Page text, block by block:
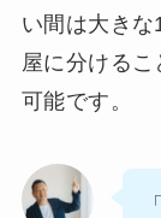
い間は大き
屋に分ける
可能です。